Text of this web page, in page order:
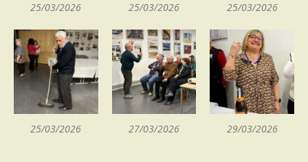
25/03/2026 25/03/2026 25/03/2026
25/03/2026 27/03/2026 29/03/2026